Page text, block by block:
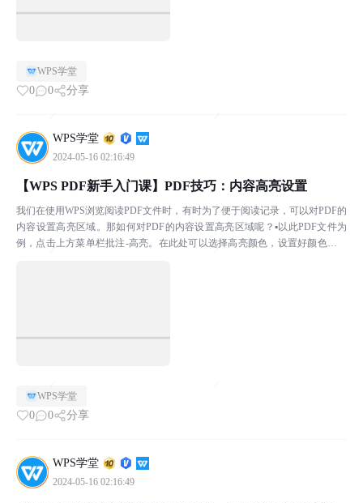
WPS学堂
0 0 分享
WPS学堂
2024-05-16 02:16:49
【WPS PDF新手入门课】PDF技巧：内容高亮设置
我们在使用WPS浏览阅读PDF文件时，有时为了便于阅读记录，可以对PDF的
内容设置高亮区域。那如何对PDF的内容设置高亮区域呢？▪以此PDF文件为
例，点击上方菜单栏批注-高亮。在此处可以选择高亮颜色，设置好颜色后，
WPS学堂
0 0 分享
WPS学堂
2024-05-16 02:16:49